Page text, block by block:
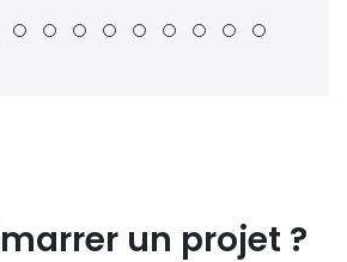
un projet ?